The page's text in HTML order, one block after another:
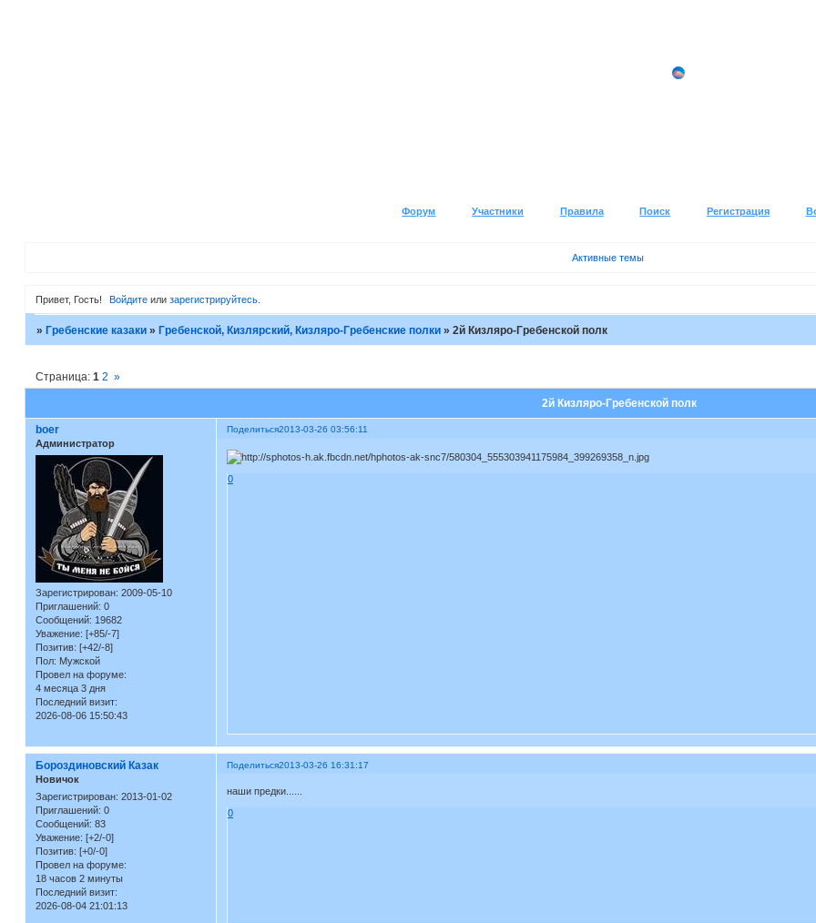
Форум Участники Правила Поиск Регистрация
Активные темы
Привет, Гость! Войдите илизарегистрируйтесь
» Гребенские казаки » Гребенской, Кизлярский, Кизляро-Гребенские полки » 2й Кизляро-Гребенской полк
2й Кизляро-Гребенской полк
Страница: 1 2 »
Поделиться2013-03-26 03:56:11
boer
Администратор
Зарегистрирован: 2009-05-10
Приглашений: 0
Сообщений: 19682
Уважение: [+85/-7]
Позитив: [+42/-8]
Пол: Мужской
Провел на форуме:
4 месяца 3 дня
Последний визит:
2026-08-06 15:50:43
0
Поделиться2013-03-26 16:31:17
Бороздиновский Казак
Новичок
Зарегистрирован: 2013-01-02
Приглашений: 0
Сообщений: 83
Уважение: [+2/-0]
Позитив: [+0/-0]
Провел на форуме:
18 часов 2 минуты
Последний визит:
2026-08-04 21:01:13
наши предки......
0